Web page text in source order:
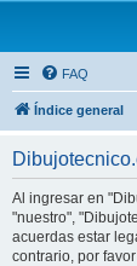
FAQ
Índice general
Al ingresar en
"nuestro",
acuerdas estar
contrario, por